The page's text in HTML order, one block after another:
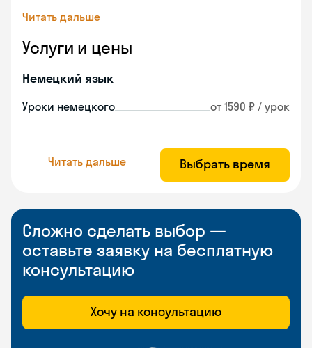
Читать дальше
Услуги и цены
Немецкий язык
Уроки немецкого от 1590 ₽ / урок
Читать дальше Выбрать время
Сложно сделать выбор —
оставьте заявку на бесплатную
консультацию
Хочу на консультацию